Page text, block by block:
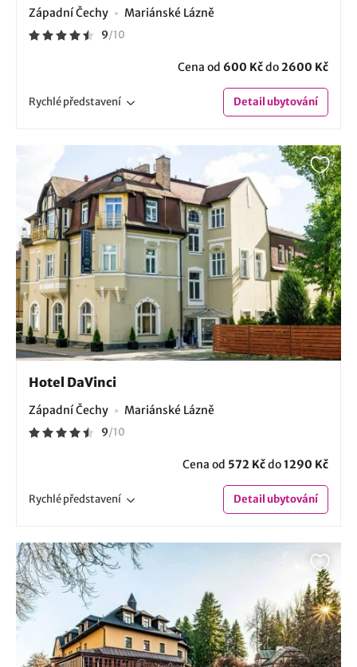
Západní Čechy Mariánské Lázně
9/10
Cena od 600 Kčdo2600 Kč
Rychlépředstavení Detailubytování
Hotel DaVinci
Západní Čechy Mariánské Lázně
9/10
Cena od 572 Kčdo1290 Kč
Rychlépředstavení Detailubytování